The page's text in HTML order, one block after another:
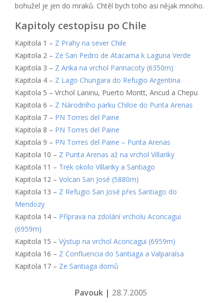
bohužel je jen do mraků. Chtěl bych toho asi nějak mnoho.
Kapitoly cestopisu po Chile
Kapitola 1 – Z Prahy na sever Chile
Kapitola 2 – Ze San Pedro de Atacama k Laguna Verde
Kapitola 3 – Z Arika na vrchol Parinacoty (6350m)
Kapitola 4 – Z Lago Chungara do Refugio Argentina
Kapitola 5 – Vrchol Laninu, Puerto Montt, Ancud a Chepu
Kapitola 6 – Z Národního parku Chiloe do Punta Arenas
Kapitola 7 – PN Torres del Paine
Kapitola 8 – PN Torres del Paine
Kapitola 9 – PN Torres del Paine – Punta Arenas
Kapitola 10 – Z Punta Arenas až na vrchol Villariky
Kapitola 11 – Trek okolo Villariky a Santiago
Kapitola 12 – Volcan San José (5880m)
Kapitola 13 – Z Refugio San José přes Santiago do
Mendozy
Kapitola 14 – Příprava na zdolání vrcholu Aconcagui
(6959m)
Kapitola 15 – Výstup na vrchol Aconcagui (6959m)
Kapitola 16 – Z Confluencia do Santiaga a Valparaísa
Kapitola 17 – Ze Santiaga domů
Pavouk | 28.7.2005